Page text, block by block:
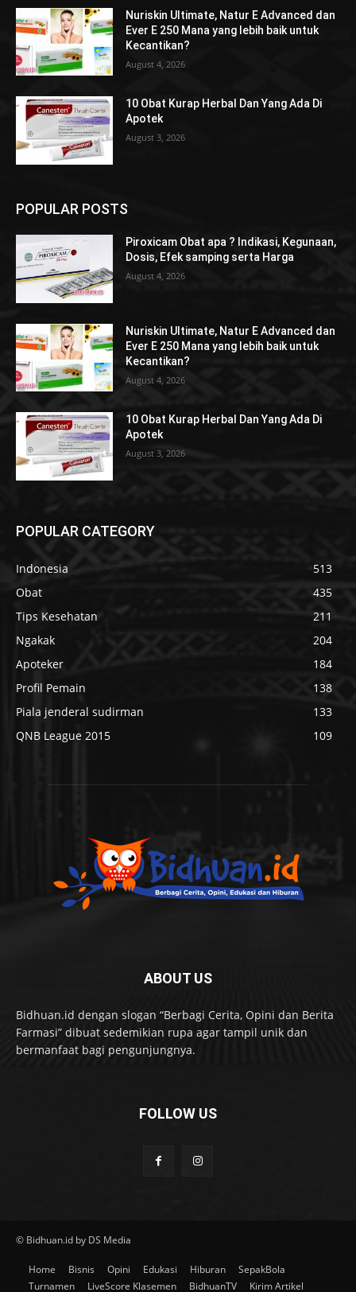
Nuriskin Ultimate, Natur E Advanced dan
Ever E 250 Mana yang lebih baik untuk
Kecantikan?
August 4, 2026
10 Obat Kurap Herbal Dan Yang Ada Di
Apotek
August 3, 2026
POPULAR POSTS
Piroxicam Obat apa ? Indikasi, Kegunaan,
Dosis, Efek samping serta Harga
August 4, 2026
Nuriskin Ultimate, Natur E Advanced dan
Ever E 250 Mana yang lebih baik untuk
Kecantikan?
August 4, 2026
10 Obat Kurap Herbal Dan Yang Ada Di
Apotek
August 3, 2026
POPULAR CATEGORY
Indonesia
513
Obat
435
Tips Kesehatan
211
Ngakak
204
Apoteker
184
Profil Pemain
138
Piala jenderal sudirman
133
QNB League 2015
109
ABOUT US
Bidhuan.id dengan slogan “Berbagi Cerita, Opini dan Berita
Farmasi” dibuat sedemikian rupa agar tampil unik dan
bermanfaat bagi pengunjungnya.
FOLLOW US
© Bidhuan.id by DS Media
Home Bisnis Opini Edukasi Hiburan
SepakBola
Turnamen
LiveScore Klasemen BidhuanTV Kirim Artikel